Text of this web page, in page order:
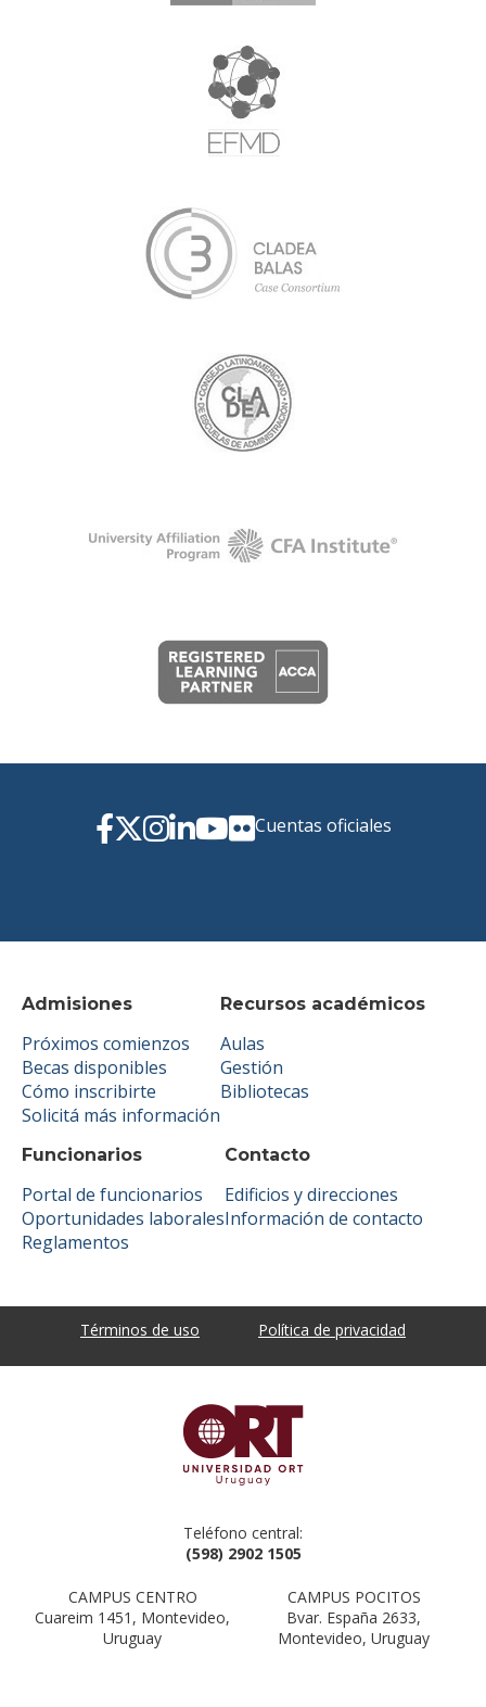
Admisiones
Próximos comienzos
Becas disponibles
Cómo inscribirte
Solicitá más información
Recursos académicos
Aulas
Gestión
Bibliotecas
Funcionarios
Portal de funcionarios
Oportunidades laborales
Reglamentos
Contacto
Edificios y direcciones
Información de contacto
Cuentas oficiales
Términos de uso Política de privacidad
Teléfono central:
(598) 2902 1505
CAMPUS CENTRO
Cuareim 1451, Montevideo,
Uruguay
CAMPUS POCITOS
Bvar. España 2633,
Montevideo, Uruguay